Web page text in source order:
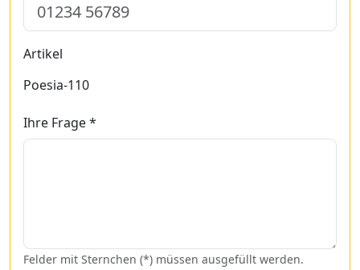
Artikel
Poesia-110
Ihre Frage *
Felder mit Sternchen (*) müssen ausgefüllt werden.